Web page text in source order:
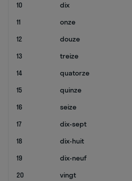
10
dix
11
onze
12
douze
13
treize
14
quatorze
15
quinze
16
seize
17
dix-sept
18
dix-huit
19
dix-neuf
20
vingt